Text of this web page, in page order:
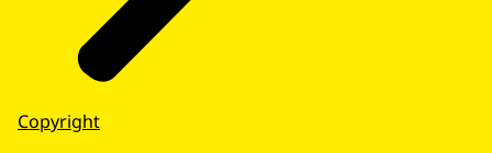
Copyright